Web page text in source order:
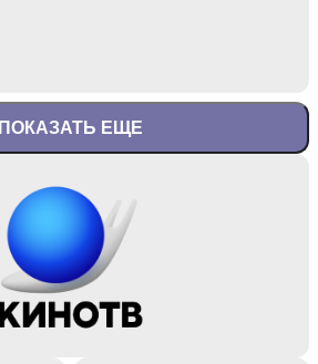
ПОКАЗАТЬ ЕЩЕ